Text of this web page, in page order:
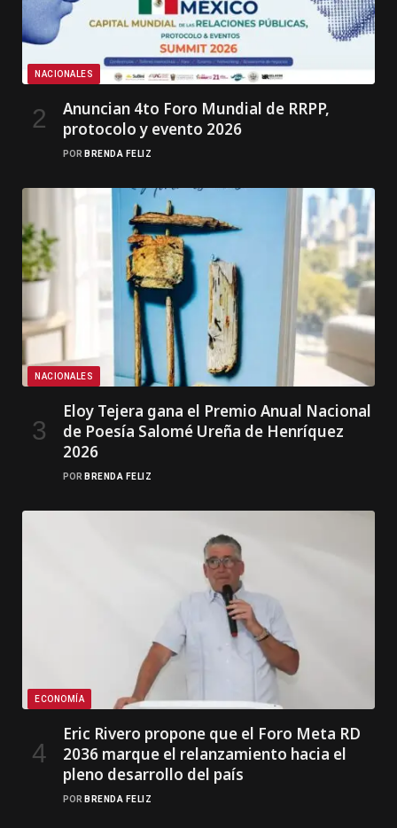
NACIONALES
Anuncian 4to Foro Mundial de RRPP,
protocolo y evento 2026
POR BRENDA FELIZ
NACIONALES
Eloy Tejera gana el Premio Anual Nacional
de Poesía Salomé Ureña de Henríquez
2026
POR BRENDA FELIZ
ECONOMÍA
Eric Rivero propone que el Foro Meta RD
2036 marque el relanzamiento hacia el
pleno desarrollo del país
POR BRENDA FELIZ